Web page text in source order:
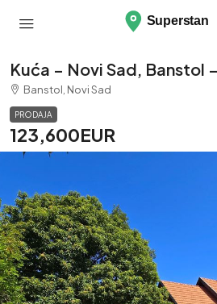
Kuća – Novi Sad, Banstol
Banstol, Novi Sad
PRODAJA
123,600EUR